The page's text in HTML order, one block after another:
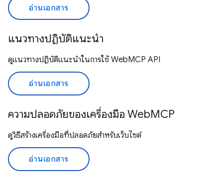
อ่านเอกสาร
แนวทางปฏิบัติแนะนำ
ดูแนวทางปฏิบัติแนะนำในการใช้ WebMCP API
อ่านเอกสาร
ความปลอดภัยของเครื่องมือ WebMCP
ดูวิธีสร้างเครื่องมือที่ปลอดภัยสำหรับเว็บไซต์
อ่านเอกสาร